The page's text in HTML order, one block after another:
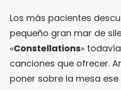
Los más pacientes
pequeño gran mar de
«Constellations»
canciones que ofrecer.
poner sobre la mesa